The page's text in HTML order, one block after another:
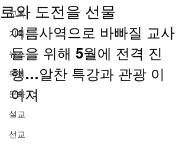
교육
기획
뉴스
목회
문화
설교
선교
로와 도전을 선물
여름사역으로 바빠질 교사
들을 위해 5월에 전격 진
행…알찬 특강과 관광 이
어져